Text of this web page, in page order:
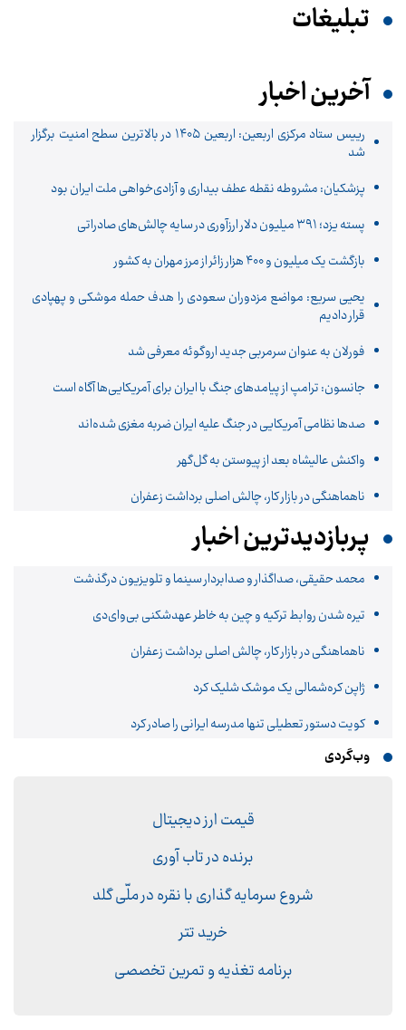
تبلیغات
آخرین اخبار
رییس ستاد مرکزی اربعین: اربعین ۱۴۰۵ در بالاترین سطح امنیت برگزار
شد
پزشکیان: مشروطه نقطه عطف بیداری و آزادی‌خواهی ملت ایران بود
پسته یزد؛ ۳۹۱ میلیون دلار ارزآوری در سایه چالش‌های صادراتی
بازگشت یک میلیون و ۴۰۰ هزار زائر از مرز مهران به کشور
یحیی سریع: مواضع مزدوران سعودی را هدف حمله موشکی و پهپادی
قرار دادیم
فورلان به عنوان سرمربی جدید اروگوئه معرفی شد
جانسون: ترامپ از پیامدهای جنگ با ایران برای آمریکایی‌ها آگاه است
صدها نظامی آمریکایی در جنگ علیه ایران ضربه مغزی شده‌اند
واکنش عالیشاه بعد از پیوستن به گل‌گهر
ناهماهنگی در بازار کار، چالش اصلی برداشت زعفران
پربازدیدترین اخبار
محمد حقیقی، صداگذار و صدابردار سینما و تلویزیون درگذشت
تیره شدن روابط ترکیه و چین به خاطر عهدشکنی بی‌وای‌دی
ناهماهنگی در بازار کار، چالش اصلی برداشت زعفران
ژاپن کره‌شمالی یک موشک شلیک کرد
کویت دستور تعطیلی تنها مدرسه ایرانی را صادر کرد
وب‌گردی
قیمت ارز دیجیتال
برنده در تاب آوری
شروع سرمایه گذاری با نقره در ملّی گلد
خرید تتر
برنامه تغذیه و تمرین تخصصی